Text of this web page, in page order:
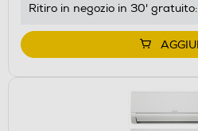
Ritiro in negozio in 30' gratuito: